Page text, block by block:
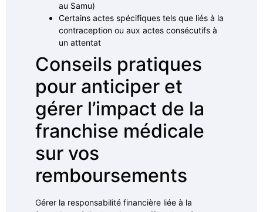
au Samu)
Certains actes spécifiques tels que liés à la
contraception ou aux actes consécutifs à
un attentat
Conseils pratiques
pour anticiper et
gérer l’impact de la
franchise médicale
sur vos
remboursements
Gérer la responsabilité financière liée à la